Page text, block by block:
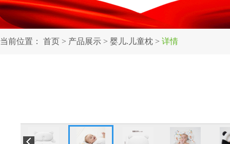
当前位置： 首页 > 产品展示 > 婴儿.儿童枕 > 详情